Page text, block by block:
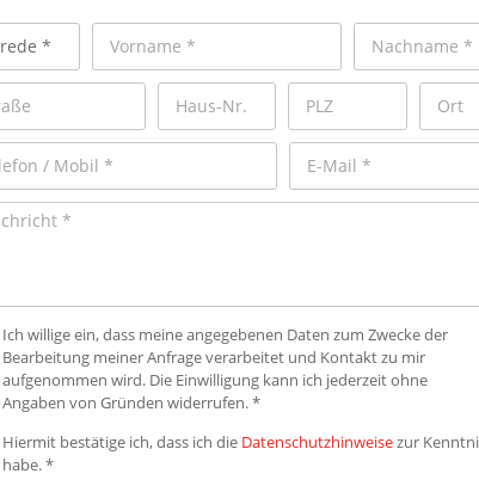
Ich willige ein, dass meine angegebenen Daten zum Zwecke der
Bearbeitung meiner Anfrage verarbeitet und Kontakt zu mir
aufgenommen wird. Die Einwilligung kann ich jederzeit ohne
Angaben von Gründen widerrufen. *
Hiermit bestätige ich, dass ich die Datenschutzhinweisezur
habe. *